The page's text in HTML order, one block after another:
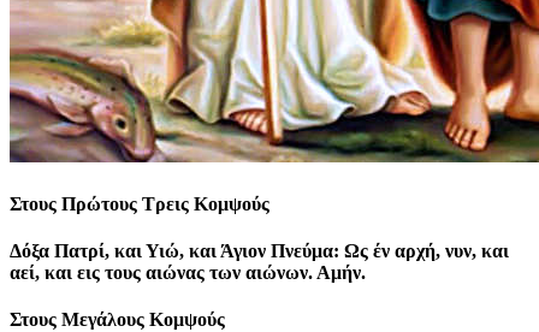
Στους Πρώτους Τρεις Κομψούς
Δόξα Πατρί, και Υιώ, και Άγιον Πνεύμα: Ως έν αρχή, νυν, και
αεί, και εις τους αιώνας των αιώνων. Αμήν.
Στους Μεγάλους Κομψούς